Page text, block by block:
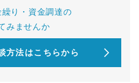
繰り・資金調達の
みませんか
方法はこちらから